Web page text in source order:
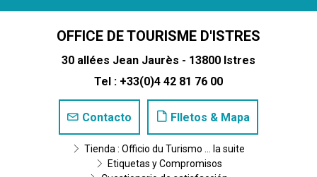
OFFICE DE TOURISME D'ISTRES
30 allées Jean Jaurès - 13800 Istres
Tel : +33(0)4 42 81 76 00
Contacto Flletos & Mapa
Tienda : Officio du Turismo ... la suite
Etiquetas y Compromisos